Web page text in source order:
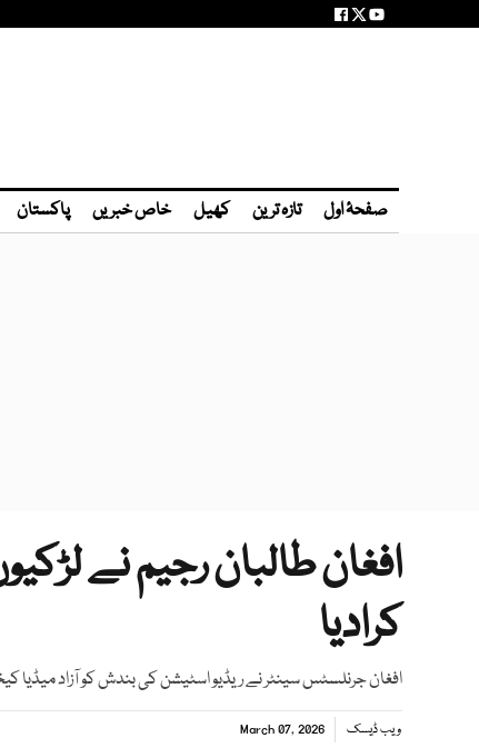
صفحۂ اول تازہ ترین کھیل خاص خبریں پاکستان
افغان طالبان رجیم نے
کرادیا
افغان جرنلسٹس سینٹر نے ریڈیو اسٹیشن کی بندش کو آزاد میڈیا
ویب ڈیسک March 07, 2026